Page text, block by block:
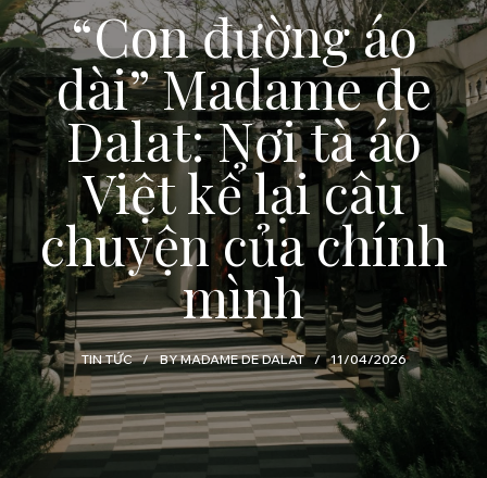
“Con đường áo
dài” Madame de
Dalat: Nơi tà áo
Việt kể lại câu
chuyện của chính
mình
TIN TỨC BYMADAME DE DALAT 11/04/2026